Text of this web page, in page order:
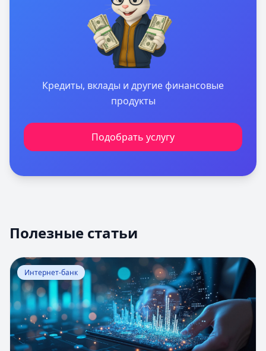
Кредиты, вклады и другие финансовые
продукты
Подобрать услугу
Полезные статьи
Перейти к статье:Оценка вероятности банкротства
Интернет-банк